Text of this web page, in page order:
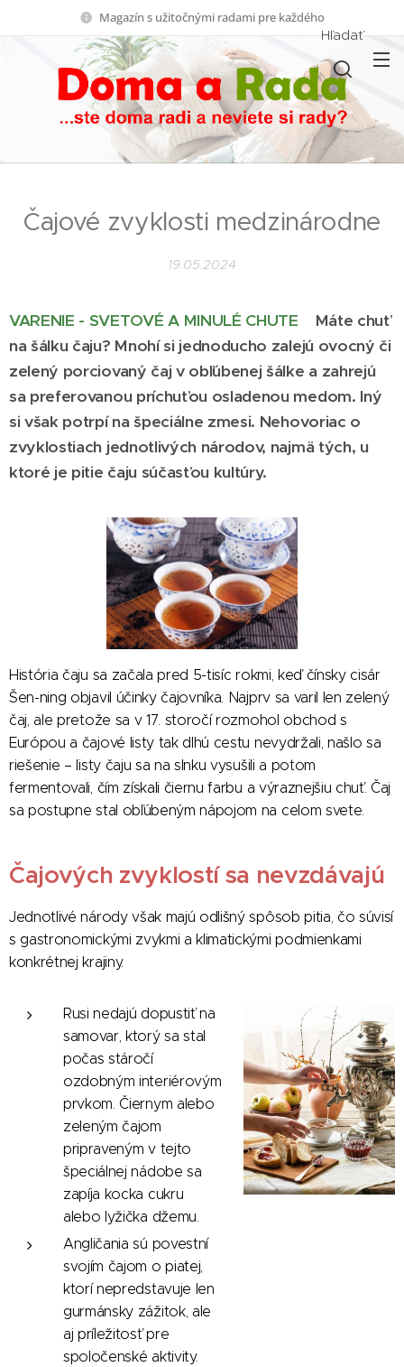
Magazín s užitočnými radami pre každého
Hľadať
Čajové zvyklosti medzinárodne
19.05.2024
VARENIE - SVETOVÉ A MINULÉ CHUTE
Máte chuť
na šálku čaju? Mnohí si jednoducho zalejú ovocný či
zelený porciovaný čaj v obľúbenej šálke a zahrejú
sa preferovanou príchuťou osladenou medom. Iný
si však potrpí na špeciálne zmesi. Nehovoriac o
zvyklostiach jednotlivých národov, najmä tých, u
ktoré je pitie čaju súčasťou kultúry.
História čaju sa začala pred 5-tisíc rokmi, keď čínsky cisár
Šen-ning objavil účinky čajovníka. Najprv sa varil len zelený
čaj, ale pretože sa v 17. storočí rozmohol obchod s
Európou a čajové listy tak dlhú cestu nevydržali, našlo sa
riešenie – listy čaju sa na slnku vysušili a potom
fermentovali, čím získali čiernu farbu a výraznejšiu chuť. Čaj
sa postupne stal obľúbeným nápojom na celom svete.
Čajových zvyklostí sa nevzdávajú
Jednotlivé národy však majú odlišný spôsob pitia, čo súvisí
s gastronomickými zvykmi a klimatickými podmienkami
konkrétnej krajiny.
Rusi nedajú dopustiť na
samovar, ktorý sa stal
počas stáročí
ozdobným interiérovým
prvkom. Čiernym alebo
zeleným čajom
pripraveným v tejto
špeciálnej nádobe sa
zapíja kocka cukru
alebo lyžička džemu.
Angličania sú povestní
svojím čajom o piatej,
ktorí nepredstavuje len
gurmánsky zážitok, ale
aj príležitosť pre
spoločenské aktivity.